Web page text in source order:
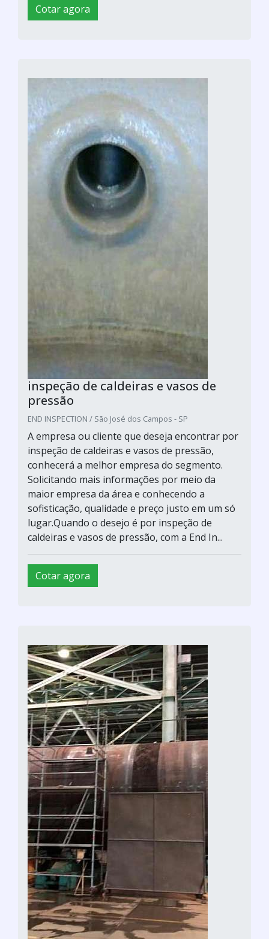
Cotar agora
inspeção de caldeiras e vasos de
pressão
END INSPECTION / São José dos Campos - SP
A empresa ou cliente que deseja encontrar por
inspeção de caldeiras e vasos de pressão,
conhecerá a melhor empresa do segmento.
Solicitando mais informações por meio da
maior empresa da área e conhecendo a
sofisticação, qualidade e preço justo em um só
lugar.Quando o desejo é por inspeção de
caldeiras e vasos de pressão, com a End In...
Cotar agora